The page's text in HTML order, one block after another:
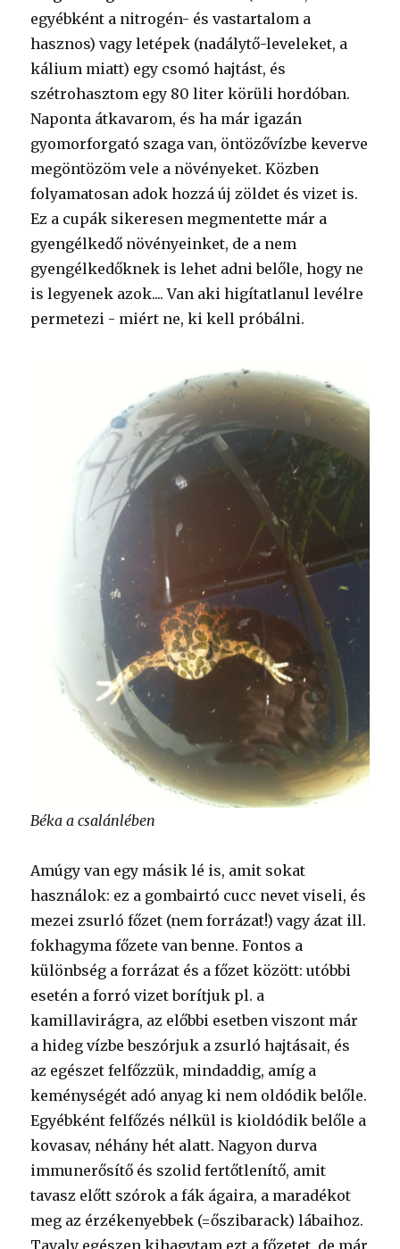
egyébként a nitrogén- és vastartalom a
hasznos) vagy letépek (nadálytő-leveleket, a
kálium miatt) egy csomó hajtást, és
szétrohasztom egy 80 liter körüli hordóban.
Naponta átkavarom, és ha már igazán
gyomorforgató szaga van, öntözővízbe keverve
megöntözöm vele a növényeket. Közben
folyamatosan adok hozzá új zöldet és vizet is.
Ez a cupák sikeresen megmentette már a
gyengélkedő növényeinket, de a nem
gyengélkedőknek is lehet adni belőle, hogy ne
is legyenek azok.... Van aki higítatlanul levélre
permetezi - miért ne, ki kell próbálni.
Béka a csalánlében
Amúgy van egy másik lé is, amit sokat
használok: ez a gombairtó cucc nevet viseli, és
mezei zsurló főzet (nem forrázat!) vagy ázat ill.
fokhagyma főzete van benne. Fontos a
különbség a forrázat és a főzet között: utóbbi
esetén a forró vizet borítjuk pl. a
kamillavirágra, az előbbi esetben viszont már
a hideg vízbe beszórjuk a zsurló hajtásait, és
az egészet felfőzzük, mindaddig, amíg a
keménységét adó anyag ki nem oldódik belőle.
Egyébként felfőzés nélkül is kioldódik belőle a
kovasav, néhány hét alatt. Nagyon durva
immunerősítő és szolid fertőtlenítő, amit
tavasz előtt szórok a fák ágaira, a maradékot
meg az érzékenyebbek (=őszibarack) lábaihoz.
Tavaly egészen kihagytam ezt a főzetet, de már